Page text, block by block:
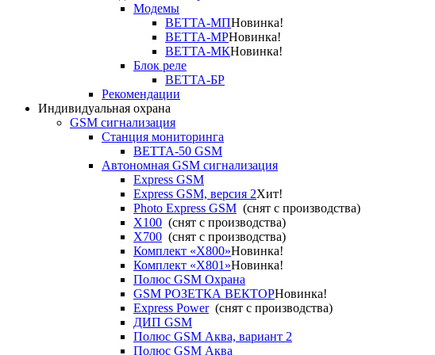
Модемы
ВЕТТА-МПНовинка!
ВЕТТА-МРНовинка!
ВЕТТА-МКНовинка!
Блок реле
ВЕТТА-БР
Рекомендации
Индивидуальная охрана
GSM сигнализация
Станция мониторинга
ВЕТТА-50 GSM
Автономная GSM сигнализация
Express GSM
Express GSM, версия 2Хит!
Photo Express GSM (снят с производства)
X100 (снят с производства)
X700 (снят с производства)
Комплект «X800»Новинка!
Комплект «X801»Новинка!
Полюс GSM Охрана
GSM РОЗЕТКА ВЕКТОРНовинка!
Express Power(снят с производства)
ДИП GSM
Полюс GSM Аква, вариант 2
Полюс GSM Аква